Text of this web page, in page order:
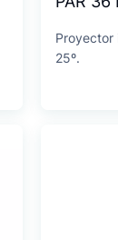
Proyector
25º.